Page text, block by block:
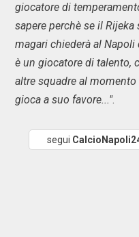
giocatore di
sapere perchè se il
magari chiederà al
è un giocatore di talento,
altre squadre al
gioca a suo favore...".
segui